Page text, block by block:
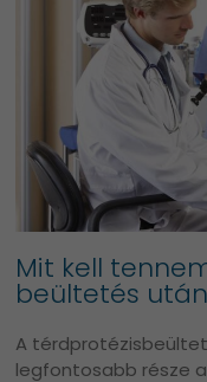
Mit kell
beültetés
A
legfontosabb része